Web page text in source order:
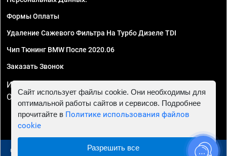
Формы Оплаты
Удаление Сажевого Фильтра На Турбо Дизеле TDI
Чип Тюнинг BMW После 2020.06
Заказать Звонок
ИП Смирнов Георгий Павлович. ИНН 781302555843,
ОГРНИП 324470400032610
© 2010 - 2026 Чип тюнинг в Москве и МО - Автосервис
Сайт использует файлы cookie. Они необходимы для
оптимальной работы сайтов и сервисов. Подробнее
прочитайте в Политике использования файлов
cookie
Разрешить все